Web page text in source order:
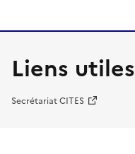
Liens utiles
Secrétariat CITES